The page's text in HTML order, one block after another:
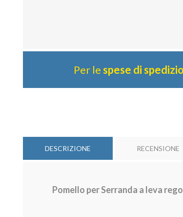
Per lespese di
DESCRIZIONE RECENSIONE
Pomello per Serranda a leva